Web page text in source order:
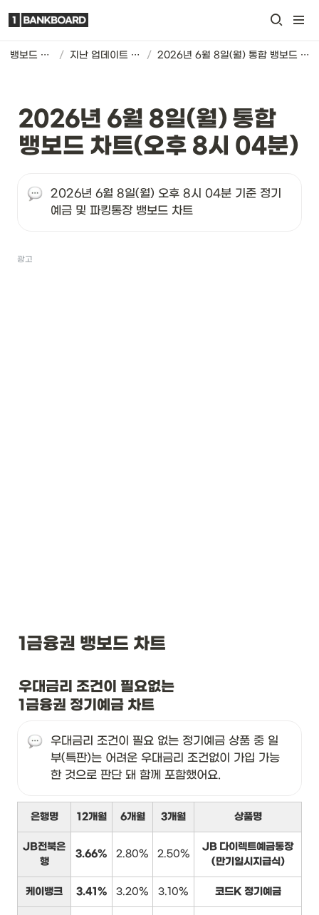
뱅보드 차트 / 지난 업데이트 기록 / 2026년 6월 8일(월) 통합 뱅보드 차트(오후 8시 04분)
2026년 6월 8일(월) 통합
뱅보드 차트(오후 8시 04분)
2026년 6월 8일(월) 오후 8시 04분 기준 정기
예금 및 파킹통장 뱅보드 차트
광고
1금융권 뱅보드 차트
우대금리 조건이 필요없는
1금융권 정기예금 차트
우대금리 조건이 필요 없는 정기예금 상품 중 일
부(특판)는 어려운 우대금리 조건없이 가입 가능
한 것으로 판단 돼 함께 포함했어요.
은행명 12개월 6개월 3개월 상품명
JB전북은
행
3.66% 2.80% 2.50%
JB 다이렉트예금통장
(만기일시지급식)
케이뱅크 3.41% 3.20% 3.10% 코드K 정기예금